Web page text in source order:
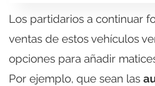
Los partidarios a continuar
ventas de estos vehículos
opciones para añadir
Por ejemplo, que sean las